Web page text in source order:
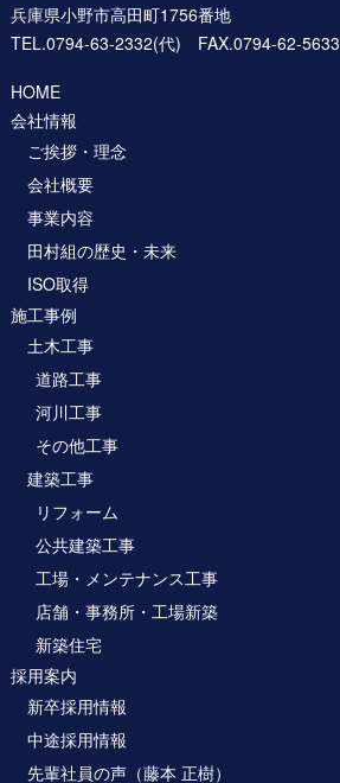
兵庫県小野市高田町1756番地
TEL.0794-63-2332(代) FAX.0794-62-5633
HOME
会社情報
ご挨拶・理念
会社概要
事業内容
田村組の歴史・未来
ISO取得
施工事例
土木工事
道路工事
河川工事
その他工事
建築工事
リフォーム
公共建築工事
工場・メンテナンス工事
店舗・事務所・工場新築
新築住宅
採用案内
新卒採用情報
中途採用情報
先輩社員の声（藤本 正樹）